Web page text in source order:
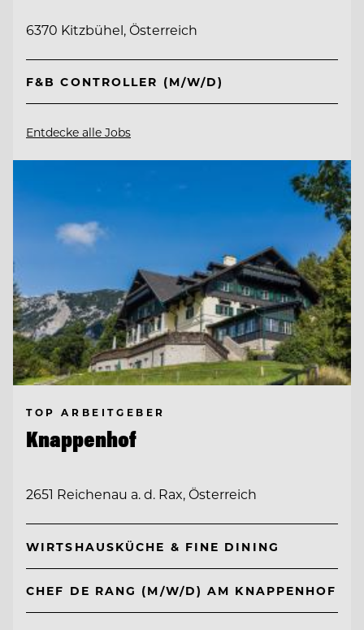
6370 Kitzbühel, Österreich
F&B CONTROLLER (M/W/D)
Entdecke alle Jobs
TOP ARBEITGEBER
Knappenhof
2651 Reichenau a. d. Rax, Österreich
WIRTSHAUSKÜCHE & FINE DINING
CHEF DE RANG (M/W/D) AM KNAPPENHOF